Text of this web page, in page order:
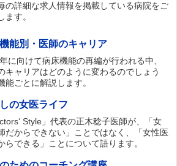
の詳細な求人情報を掲載している病院をご
ます。
能別・医師のキャリア
に向けて病床機能の再編が行われる中、
キャリアはどのように変わるのでしょう
能ごとに解説します。
の女医ライフ
Style」代表の正木稔子医師が、「女
だからできない」ことではなく、「女性医
らできる」ことについて語ります。